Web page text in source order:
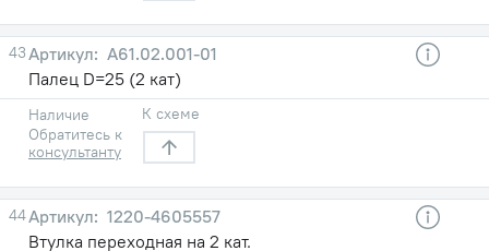
43
А61.02.001-01
Палец D=25 (2 кат)
Наличие
Обратитесь к
консультанту
К схеме
44
1220-4605557
Втулка переходная на 2 кат.